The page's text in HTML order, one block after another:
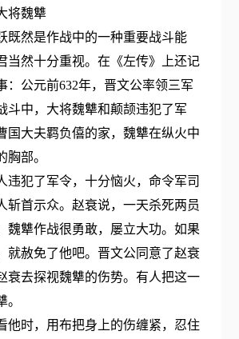
将魏犨
既然是作战中的一种重要战斗能
当然十分重视。在《左传》上还记
：公元前632年，晋文公率领三军
斗中，大将魏犨和颠颉违犯了军
国大夫羁负僖的家，魏犨在纵火中
胸部。
违犯了军令，十分恼火，命令军司
斩首示众。赵衰说，一天杀死两员
魏犨作战很勇敢，屡立大功。如果
就赦免了他吧。晋文公同意了赵衰
衰去探视魏犨的伤势。有人把这一
他时，用布把身上的伤缠紧，忍住